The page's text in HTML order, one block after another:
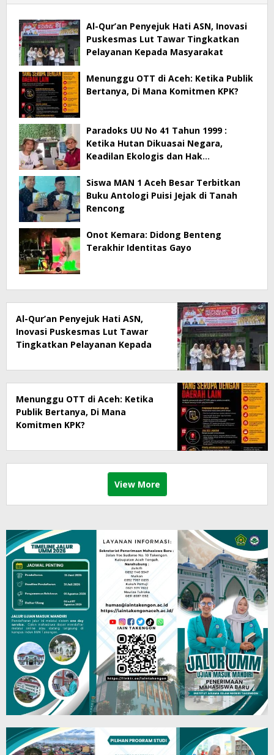
Al-Qur’an Penyejuk Hati ASN, Inovasi
Puskesmas Lut Tawar Tingkatkan
Pelayanan Kepada Masyarakat
Menunggu OTT di Aceh: Ketika Publik
Bertanya, Di Mana Komitmen KPK?
Paradoks UU No 41 Tahun 1999 :
Ketika Hutan Dikuasai Negara,
Keadilan Ekologis dan Hak
Siswa MAN 1 Aceh Besar Terbitkan
Buku Antologi Puisi Jejak di Tanah
Rencong
Onot Kemara: Didong Benteng
Terakhir Identitas Gayo
Al-Qur’an Penyejuk Hati ASN,
Inovasi Puskesmas Lut Tawar
Tingkatkan Pelayanan Kepada
Menunggu OTT di Aceh: Ketika
Publik Bertanya, Di Mana
Komitmen KPK?
View More